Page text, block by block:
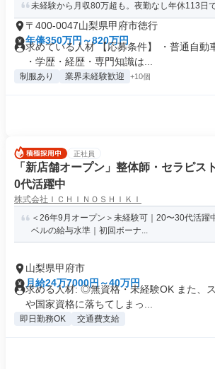
未経験から月収80万超も。夜勤なし年休113日
〒400-0047山梨県甲府市徳行
年俸350万円～820万円
求めている人材 【応募条件】 ・普通自動
・学歴・経歴・専門知識は...
制服あり 業界未経験歓迎 +10個
正社員
「新店舗オープン」整体師・セラピス
0代活躍中
株式会社ＩＣＨＩＮＯＳＨＩＫＩ
＜26年9月オープン＞未経験可｜20〜30代活躍
ベルの給与水準｜初回ボーナ...
山梨県甲府市
月給24万7000円～40万円
求める人材: ◎無資格・未経験OK また、
や国家資格に落ちてしまっ...
即日勤務OK 交通費支給